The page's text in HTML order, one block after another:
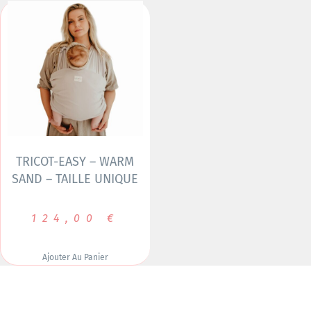
TRICOT-EASY – WARM
SAND – TAILLE UNIQUE
124,00 €
Ajouter Au Panier